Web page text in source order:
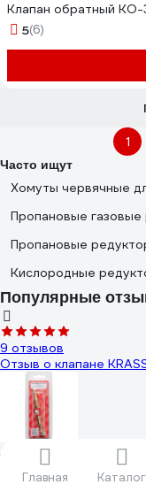
Главная Каталог
Клапан обратный КО-
5(6)
1
Часто ищут
Хомуты червячные
Пропановые газовые
Пропановые
Кислородные
Популярные
9 отзывов
Отзыв о клапане
Дементьев Михаил
08.01.2018
Качество.